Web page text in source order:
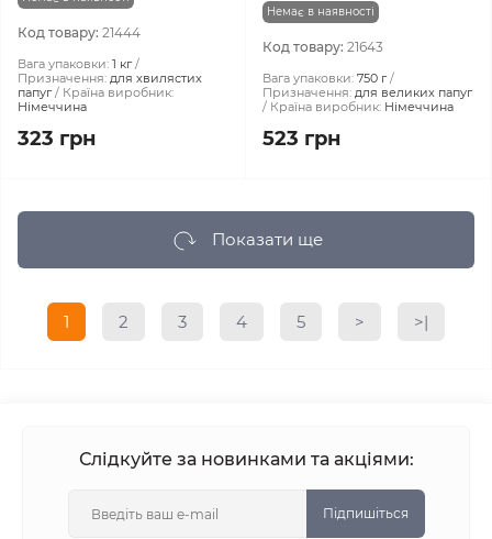
Код товару: 21444
Вага упаковки: 1 кг
Призначення: для хвилястих
папуг
Країна виробник:
Німеччина
323 грн
Немає в наявності
Код товару: 21643
Вага упаковки: 750 г
Призначення: для великих папуг
Країна виробник: Німеччина
523 грн
Показати ще
1 2 3 4 5 > >|
Слідкуйте за новинками та акціями:
Підпишіться